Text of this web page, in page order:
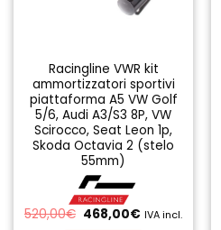
Racingline VWR kit
ammortizzatori sportivi
piattaforma A5 VW Golf
5/6, Audi A3/S3 8P, VW
Scirocco, Seat Leon 1p,
Skoda Octavia 2 (stelo
55mm)
520,00€ Il
prezzo
468,00€IlIVA incl.